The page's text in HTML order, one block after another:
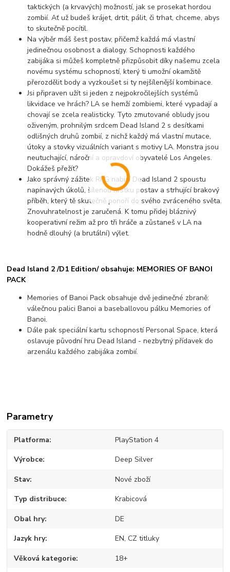
taktických (a krvavých) možností, jak se prosekat hordou
zombií. Ať už budeš krájet, drtit, pálit, či trhat, chceme, abys
to skutečně pocítil.
Na výběr máš šest postav, přičemž každá má vlastní
jedinečnou osobnost a dialogy. Schopnosti každého
zabijáka si můžeš kompletně přizpůsobit díky našemu zcela
novému systému schopností, který ti umožní okamžitě
přerozdělit body a vyzkoušet si ty nejšílenější kombinace.
Jsi připraven užít si jeden z nejpokročilejších systémů
likvidace ve hrách? LA se hemží zombiemi, které vypadají a
chovají se zcela realisticky. Tyto zmutované obludy jsou
oživeným, prohnilým srdcem Dead Island 2 s desítkami
odlišných druhů zombií, z nichž každý má vlastní mutace,
útoky a stovky vizuálních variant s motivy LA. Monstra jsou
neutuchající, nároční a opravdoví obyvatelé Los Angeles.
Dokážeš přežít?
Jako správný zážitek RPG nabízí Dead Island 2 spoustu
napínavých úkolů, šílenou hrstku postav a strhující brakový
příběh, který tě skutečně ponoří do svého zvráceného světa.
Znovuhratelnost je zaručená. K tomu přidej bláznivý
kooperativní režim až pro tři hráče a zůstaneš v LA na
hodně dlouhý (a brutální) výlet.
Dead Island 2 /D1 Edition/ obsahuje: MEMORIES OF BANOI
PACK
Memories of Banoi Pack obsahuje dvě jedinečné zbraně:
válečnou palici Banoi a baseballovou pálku Memories of
Banoi.
Dále pak speciální kartu schopností Personal Space, která
oslavuje původní hru Dead Island - nezbytný přídavek do
arzenálu každého zabijáka zombií.
Parametry
Platforma PlayStation 4
Výrobce Deep Silver
Stav Nové zboží
Typ distribuce Krabicová
Obal hry DE
Jazyk hry EN, CZ titluky
Věková kategorie 18+